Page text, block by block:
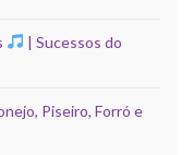
| Sucessos do
Piseiro, Forró e